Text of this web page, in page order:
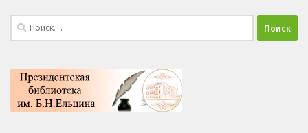
Найти: